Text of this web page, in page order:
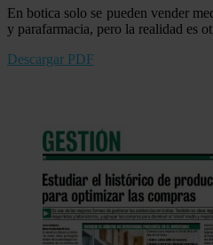
En botica solo se pueden vender
y parafarmacia, pero la realidad es
Descargar PDF